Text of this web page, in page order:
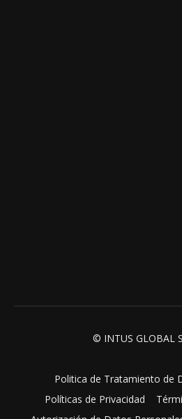
© INTUS GLOBAL
Politica de Tratamiento de
Políticas de Privacidad